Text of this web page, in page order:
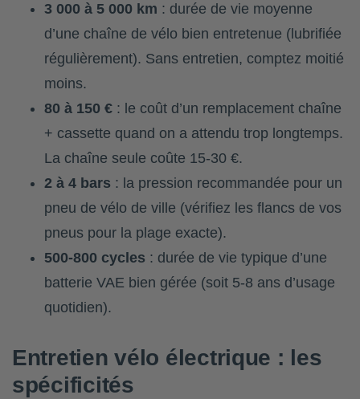
3 000 à 5 000 km : durée de vie moyenne
d’une chaîne de vélo bien entretenue (lubrifiée
régulièrement). Sans entretien, comptez moitié
moins.
80 à 150 € : le coût d’un remplacement chaîne
+ cassette quand on a attendu trop longtemps.
La chaîne seule coûte 15-30 €.
2 à 4 bars : la pression recommandée pour un
pneu de vélo de ville (vérifiez les flancs de vos
pneus pour la plage exacte).
500-800 cycles : durée de vie typique d’une
batterie VAE bien gérée (soit 5-8 ans d’usage
quotidien).
Entretien vélo électrique : les
spécificités